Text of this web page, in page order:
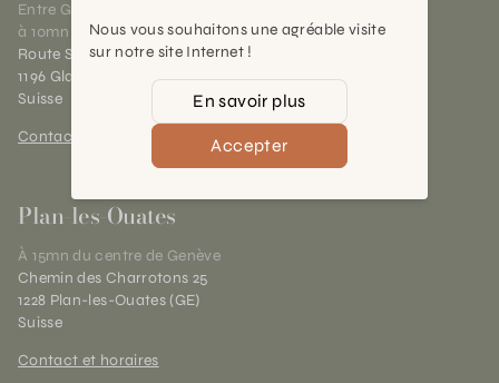
Entre Genève et Lausanne,
à 10mn de Nyon
Route Suisse 40
1196 Gland (VD)
Suisse
Contact et horaires
Plan-les-Ouates
À 15mn du centre de Genève
Chemin des Charrotons 25
1228 Plan-les-Ouates (GE)
Suisse
Contact et horaires
Nous vous souhaitons une agréable visite
sur notre site Internet !
En savoir plus
Accepter